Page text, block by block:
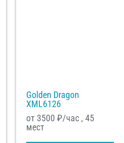
Golden Dragon
XML6126
от 3500 ₽/час , 45
мест